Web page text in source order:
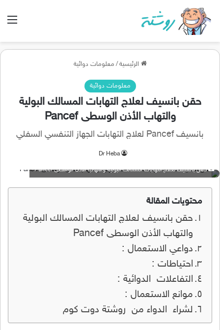
الرئيسية / معلومات دوائية
معلومات دوائية
حقن بانسيف لعلاج التهابات المسالك البولية
والتهاب الأذن الوسطى Pancef
بانسيف Pancef لعلاج التهابات الجهاز التنفسي السفلي
Dr Heba
حقن بانسيف لعلاج التهابات المسالك البولية والتهاب الأذن الوسطى Pancef
محتويات المقالة
حقن بانسيف لعلاج التهابات المسالك البولية
والتهاب الأذن الوسطى Pancef
دواعي الاستعمال :
احتياطات :
التفاعلات الدوائية :
موانع الاستعمال :
لشراء الدواء من روشتة دوت كوم